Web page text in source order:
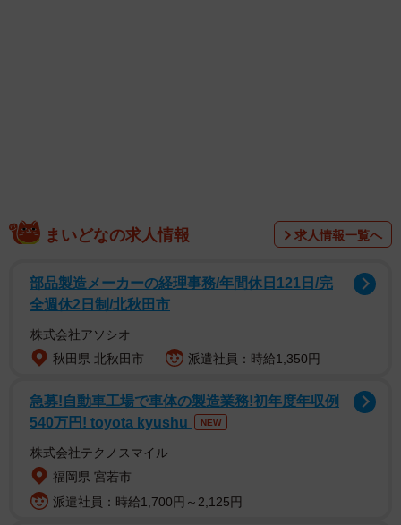
生活感のあふれる曜日別ゴミ出しの紙が生まれ変わった！
（@kawadarlandさん提供）
まいどなの求人情報 求人情報一覧へ
部品製造メーカーの経理事務/年間休日121日/完
全週休2日制/北秋田市
株式会社アソシオ
秋田県 北秋田市
派遣社員：時給1,350円
急募!自動車工場で車体の製造業務!初年度年収例
540万円! toyota kyushu
NEW
株式会社テクノスマイル
福岡県 宮若市
派遣社員：時給1,700円～2,125円